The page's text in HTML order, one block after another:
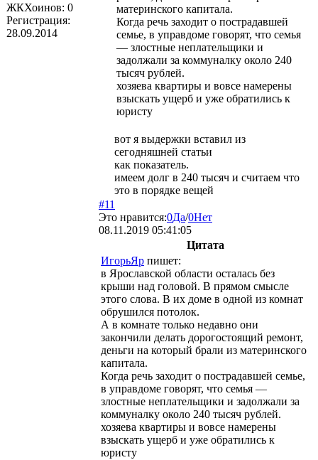
ЖКХоинов: 0
Регистрация:
28.09.2014
материнского капитала.
Когда речь заходит о пострадавшей
семье, в управдоме говорят, что семья
— злостные неплательщики и
задолжали за коммуналку около 240
тысяч рублей.
хозяева квартиры и вовсе намерены
взыскать ущерб и уже обратились к
юристу
вот я выдержки вставил из
сегодняшней статьи
как показатель.
имеем долг в 240 тысяч и считаем что
это в порядке вещей
#11
Это нравится:0Да/0Нет
08.11.2019 05:41:05
Цитата
ИгорьЯр пишет:
в Ярославской области осталась без
крыши над головой. В прямом смысле
этого слова. В их доме в одной из комнат
обрушился потолок.
А в комнате только недавно они
закончили делать дорогостоящий ремонт,
деньги на который брали из материнского
капитала.
Когда речь заходит о пострадавшей семье,
в управдоме говорят, что семья —
злостные неплательщики и задолжали за
коммуналку около 240 тысяч рублей.
хозяева квартиры и вовсе намерены
взыскать ущерб и уже обратились к
юристу